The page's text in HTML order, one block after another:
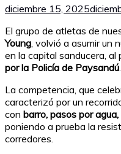
diciembre 15, 2025
El grupo de atletas de
Young, volvió a asumir un
en la capital sanducera, al
por la Policía de Paysandú.
La competencia, que
caracterizó por un
con barro, pasos por
poniendo a prueba la
corredores.